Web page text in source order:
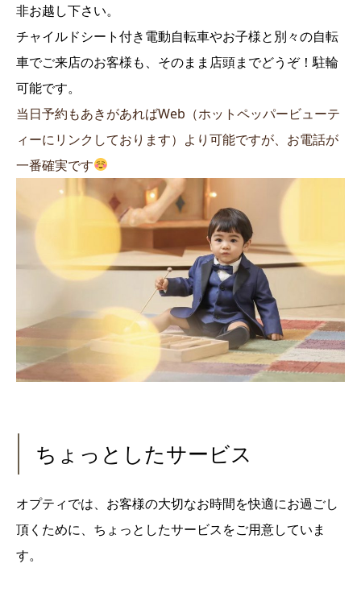
非お越し下さい。
チャイルドシート付き電動自転車やお子様と別々の自転
車でご来店のお客様も、そのまま店頭までどうぞ！駐輪
可能です。
当日予約もあきがあればWeb（ホットペッパービューテ
ィーにリンクしております）より可能ですが、お電話が
一番確実です
ちょっとしたサービス
オプティでは、お客様の大切なお時間を快適にお過ごし
頂くために、ちょっとしたサービスをご用意していま
す。